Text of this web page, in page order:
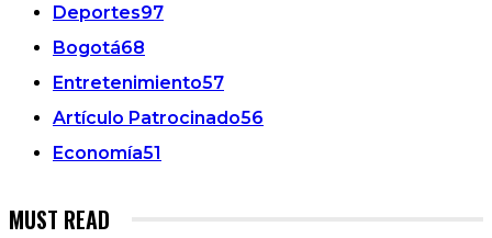
Deportes97
Bogotá68
Entretenimiento57
Artículo Patrocinado56
Economía51
MUST READ